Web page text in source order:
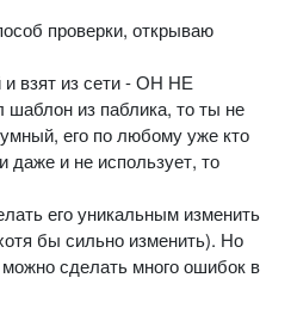
проверки, открываю
взят из сети - ОН НЕ
из паблика, то ты не
его по любому уже кто
даже и не использует, то
его уникальным изменить
бы сильно изменить). Но
сделать много ошибок в